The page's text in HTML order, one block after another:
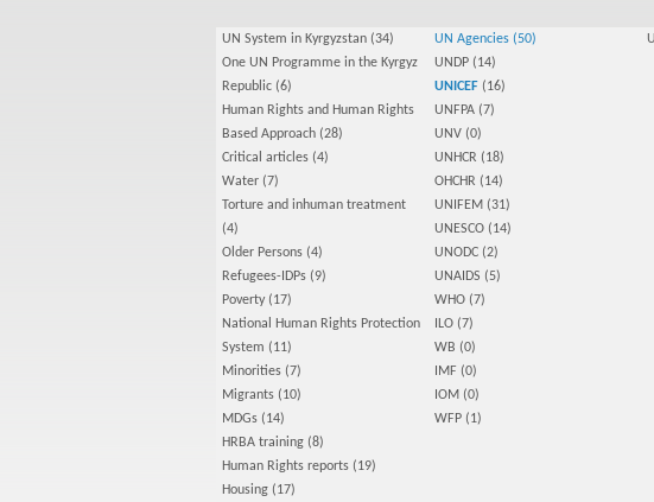
UN System in Kyrgyzstan (34)
One UN Programme in the Kyrgyz
Republic (6)
Human Rights and Human Rights
Based Approach (28)
Critical articles (4)
Water (7)
Torture and inhuman treatment
(4)
Older Persons (4)
Refugees-IDPs (9)
Poverty (17)
National Human Rights Protection
System (11)
Minorities (7)
Migrants (10)
MDGs (14)
HRBA training (8)
Human Rights reports (19)
Housing (17)
UN Agencies (50)
UNDP (14)
UNICEF (16)
UNFPA (7)
UNV (0)
UNHCR (18)
OHCHR (14)
UNIFEM (31)
UNESCO (14)
UNODC (2)
UNAIDS (5)
WHO (7)
ILO (7)
WB (0)
IMF (0)
IOM (0)
WFP (1)